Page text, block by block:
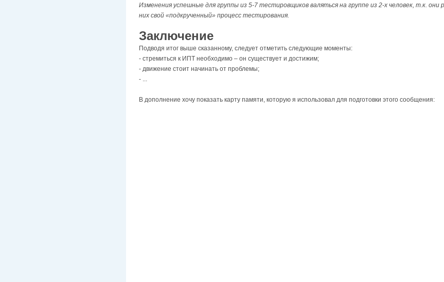
Изменения успешные для группы из 5-7 тестировщиков валяться на группе из 2-х человек, т.к.
них свой «подкрученный» процесс тестирования.
Заключение
Подводя итог выше сказанному, следует отметить следующие моменты:
- стремиться к ИПТ необходимо – он существует и достижим;
- движение стоит начинать от проблемы;
- ...
В дополнение хочу показать карту памяти, которую я использовал для подготовки этого сообщения: